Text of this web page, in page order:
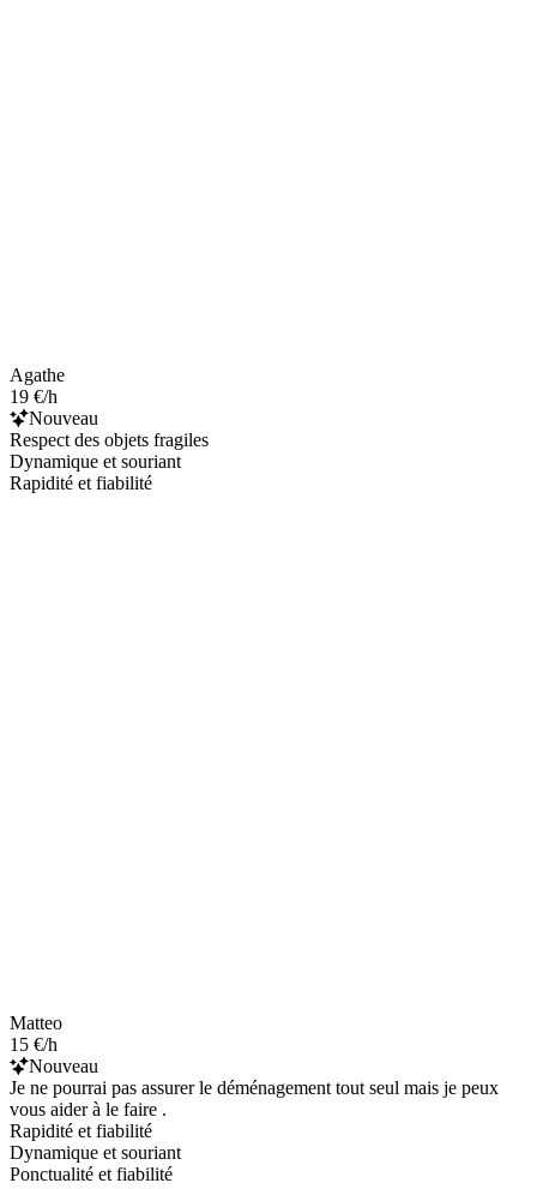
Agathe
19 €/h
Nouveau
Respect des objets fragiles
Dynamique et souriant
Rapidité et fiabilité
Matteo
15 €/h
Nouveau
Je ne pourrai pas assurer le déménagement tout seul mais je peux
vous aider à le faire .
Rapidité et fiabilité
Dynamique et souriant
Ponctualité et fiabilité